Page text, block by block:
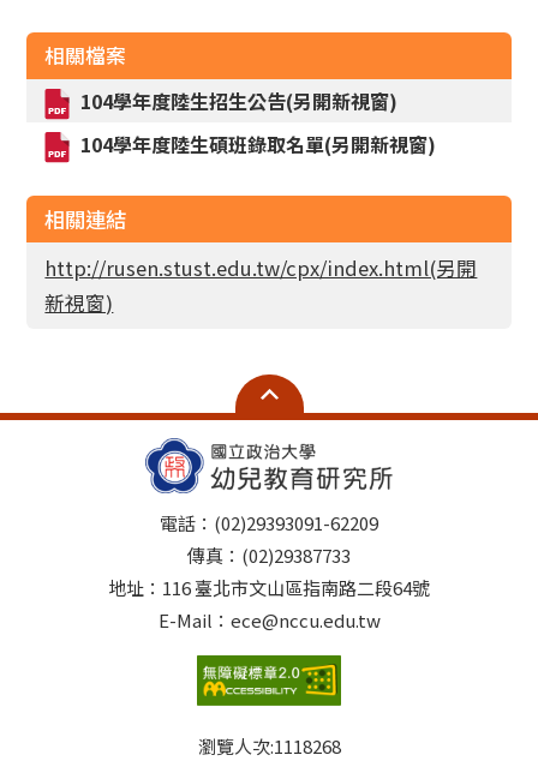
相關檔案
104學年度陸生招生公告(另開新視窗)
104學年度陸生碩班錄取名單(另開新視窗)
相關連結
http://rusen.stust.edu.tw/cpx/index.html(另開
新視窗)
電話：(02)29393091-62209
傳真：(02)29387733
地址：116 臺北市文山區指南路二段64號
E-Mail：ece@nccu.edu.tw
瀏覽人次:1118268